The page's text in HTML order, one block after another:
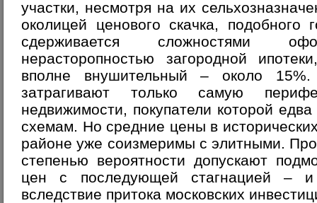
участки, несмотря на их
околицей ценового скачка, подобного
сдерживается сложностями
нерасторопностью загородной
вполне внушительный – около 15%.
затрагивают только самую
недвижимости, покупатели которой
схемам. Но средние цены в
районе уже соизмеримы с элитными.
степенью вероятности допускают
цен с последующей стагнацией – и
вследствие притока московских